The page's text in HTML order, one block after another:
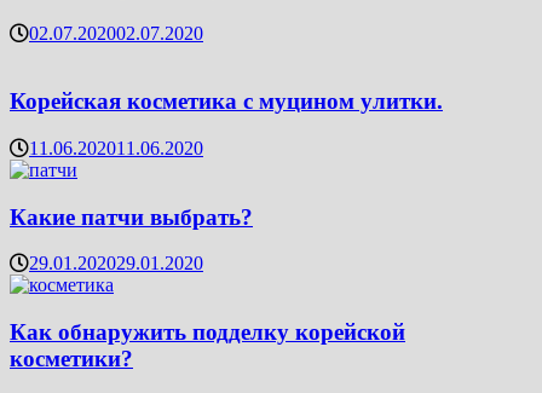
02.07.202002.07.2020
Корейская косметика с муцином улитки.
11.06.202011.06.2020
Какие патчи выбрать?
29.01.202029.01.2020
Как обнаружить подделку корейской
косметики?